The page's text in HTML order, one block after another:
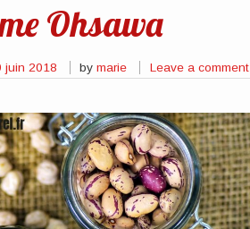
Ohsawa
juin 2018 bymarie Leave a comment